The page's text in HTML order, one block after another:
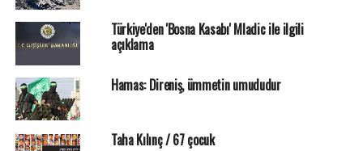
Türkiye'den 'Bosna Kasabı' Mladic ile ilgili
açıklama
Hamas: Direniş, ümmetin umududur
Taha Kılınç / 67 çocuk